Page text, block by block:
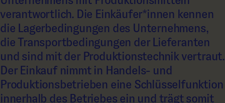
verantwortlich. Die Einkäufer*innen kennen
die Lagerbedingungen des Unternehmens,
die Transportbedingungen der Lieferanten
und sind mit der Produktionstechnik vertraut.
Der Einkauf nimmt in Handels- und
Produktionsbetrieben eine Schlüsselfunktion
innerhalb des Betriebes ein und trägt somit